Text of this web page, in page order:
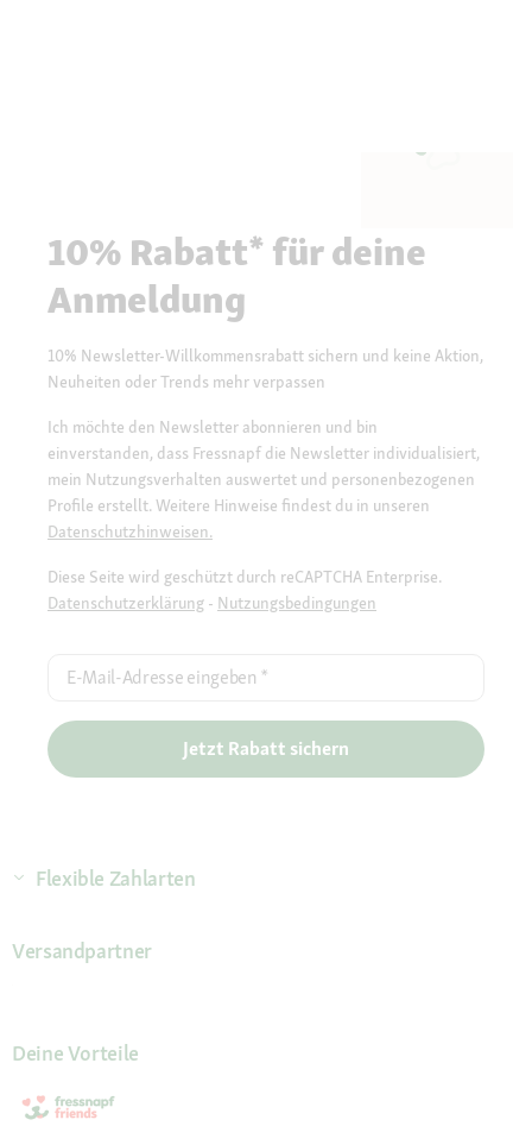
10% Rabatt* für deine
Anmeldung
10% Newsletter-Willkommensrabatt sichern und keine Aktion,
Neuheiten oder Trends mehr verpassen
Ich möchte den Newsletter abonnieren und bin
einverstanden, dass Fressnapf die Newsletter individualisiert,
mein Nutzungsverhalten auswertet und personenbezogenen
Profile erstellt. Weitere Hinweise findest du in unseren
Datenschutzhinweisen.
Diese Seite wird geschützt durch reCAPTCHA Enterprise.
Datenschutzerklärung - Nutzungsbedingungen
E-Mail-Adresse eingeben *
Jetzt Rabatt sichern
Flexible Zahlarten
Versandpartner
Deine Vorteile